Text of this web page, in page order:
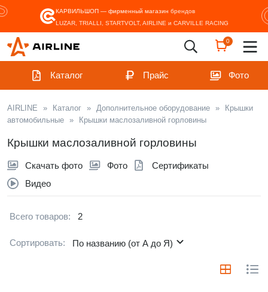
КАРВИЛЬШОП — фирменный магазин брендов
LUZAR, TRIALLI, STARTVOLT, AIRLINE и CARVILLE RACING
0
Каталог Прайс Фото
AIRLINE » Каталог » Дополнительное оборудование »
Крышки
автомобильные » Крышки маслозаливной горловины
Крышки маслозаливной горловины
Скачать фото Фото
Сертификаты
Видео
Всего товаров: 2
Сортировать: По названию (от А до Я)